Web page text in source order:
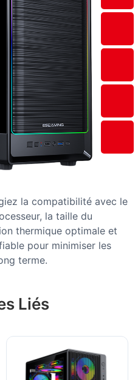
la compatibilité avec le
la taille du
thermique optimale et
pour minimiser les
terme.
Liés